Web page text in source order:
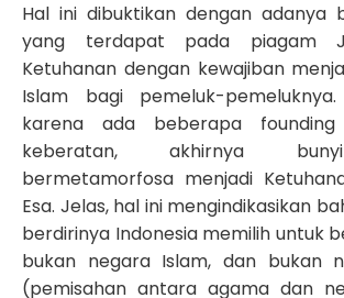
Hal ini dibuktikan dengan adanya
yang terdapat pada piagam
Ketuhanan dengan kewajiban
Islam bagi pemeluk-
karena ada beberapa
keberatan, akhirnya
bermetamorfosa menjadi
Esa. Jelas, hal ini mengindikasikan
berdirinya Indonesia memilih untuk
bukan negara Islam, dan bukan
(pemisahan antara agama dan